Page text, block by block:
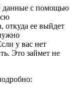
данные с помощью
откуда ее выйдет
у вас нет
Это займет не